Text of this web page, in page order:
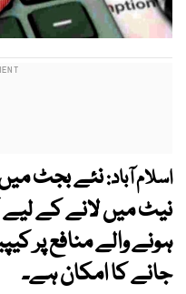
اسلام آباد:نئے بجٹ میں
نیٹ میں لانے کے
ہونے والے منافع پر
جانے کا امکان ہے۔